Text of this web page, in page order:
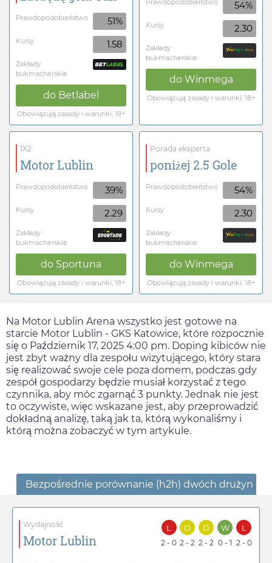
Prawdopodobieństwo 51%
Kursy 1.58
Zakłady
bukmacherskie
do Betlabel
Obowiązują zasady i warunki, 18+
Prawdopodobieństwo 54%
Kursy 2.30
Zakłady
bukmacherskie
do Winmega
Obowiązują zasady i warunki, 18+
1X2
Motor Lublin
Prawdopodobieństwo 39%
Kursy 2.29
Zakłady
bukmacherskie
do Sportuna
Obowiązują zasady i warunki, 18+
Porada eksperta
poniżej 2.5 Gole
Prawdopodobieństwo 54%
Kursy 2.30
Zakłady
bukmacherskie
do Winmega
Obowiązują zasady i warunki, 18+
Na Motor Lublin Arena wszystko jest gotowe na
starcie Motor Lublin - GKS Katowice, które rozpocznie
się o Październik 17, 2025 4:00 pm. Doping kibiców nie
jest zbyt ważny dla zespołu wizytującego, który stara
się realizować swoje cele poza domem, podczas gdy
zespół gospodarzy będzie musiał korzystać z tego
czynnika, aby móc zgarnąć 3 punkty. Jednak nie jest
to oczywiste, więc wskazane jest, aby przeprowadzić
dokładną analizę, taką jak ta, którą wykonaliśmy i
którą można zobaczyć w tym artykule.
Bezpośrednie porównanie (h2h) dwóch drużyn
Wydajność
Motor Lublin
L
2 - 0
D
2 - 2
D
2 - 2
W
0 - 1
L
2 - 0